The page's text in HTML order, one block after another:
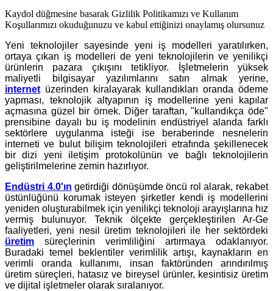
Kaydol düğmesine basarak Gizlilik Politikamızı ve Kullanım
Koşullarımızı okuduğunuzu ve kabul ettiğinizi onaylamış olursunuz
Yeni teknolojiler sayesinde yeni iş modelleri yaratılırken,
ortaya çıkan iş modelleri de yeni teknolojilerin ve yenilikçi
ürünlerin pazara çıkışını tetikliyor. İşletmelerin yüksek
maliyetli bilgisayar yazılımlarını satın almak yerine,
internet üzerinden kiralayarak kullandıkları oranda ödeme
yapması, teknolojik altyapının iş modellerine yeni kapılar
açmasına güzel bir örnek. Diğer taraftan, "kullandıkça öde"
prensibine dayalı bu iş modelinin endüstriyel alanda farklı
sektörlere uygulanma isteği ise beraberinde nesnelerin
interneti ve bulut bilişim teknolojileri etrafında şekillenecek
bir dizi yeni iletişim protokolünün ve bağlı teknolojilerin
geliştirilmelerine zemin hazırlıyor.
Endüstri 4.0'ın getirdiği dönüşümde öncü rol alarak, rekabet
üstünlüğünü korumak isteyen şirketler kendi iş modellerini
yeniden oluşturabilmek için yenilikçi teknoloji arayışlarına hız
vermiş bulunuyor. Teknik ölçekte gerçekleştirilen Ar-Ge
faaliyetleri, yeni nesil üretim teknolojileri ile her sektördeki
üretim süreçlerinin verimliliğini artırmaya odaklanıyor.
Buradaki temel beklentiler verimlilik artışı, kaynakların en
verimli oranda kullanımı, insan faktöründen arındırılmış
üretim süreçleri, hatasız ve bireysel ürünler, kesintisiz üretim
ve dijital işletmeler olarak sıralanıyor.